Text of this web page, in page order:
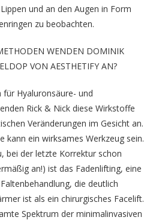
und an den Augen in Form
zu beobachten.
WENDEN DOMINIK
VON AESTHETIFY AN?
für Hyaluronsäure- und
Rick & Nick diese Wirkstoffe
Veränderungen im Gesicht an.
kann ein wirksames Werkzeug sein.
bei der letzte Korrektur schon
an!) ist das Fadenlifting, eine
die deutlich
ist als ein chirurgisches Facelift.
Spektrum der minimalinvasiven